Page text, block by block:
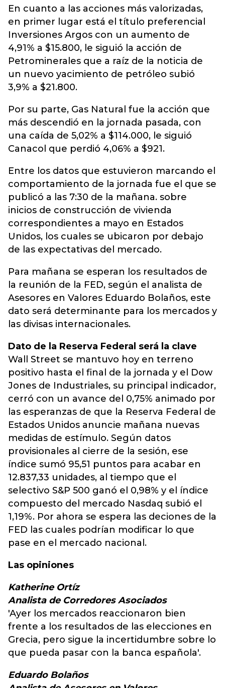
En cuanto a las acciones más valorizadas,
en primer lugar está el título preferencial
Inversiones Argos con un aumento de
4,91% a $15.800, le siguió la acción de
Petrominerales que a raíz de la noticia de
un nuevo yacimiento de petróleo subió
3,9% a $21.800.
Por su parte, Gas Natural fue la acción que
más descendió en la jornada pasada, con
una caída de 5,02% a $114.000, le siguió
Canacol que perdió 4,06% a $921.
Entre los datos que estuvieron marcando el
comportamiento de la jornada fue el que se
publicó a las 7:30 de la mañana. sobre
inicios de construcción de vivienda
correspondientes a mayo en Estados
Unidos, los cuales se ubicaron por debajo
de las expectativas del mercado.
Para mañana se esperan los resultados de
la reunión de la FED, según el analista de
Asesores en Valores Eduardo Bolaños, este
dato será determinante para los mercados y
las divisas internacionales.
Dato de la Reserva Federal será la clave
Wall Street se mantuvo hoy en terreno
positivo hasta el final de la jornada y el Dow
Jones de Industriales, su principal indicador,
cerró con un avance del 0,75% animado por
las esperanzas de que la Reserva Federal de
Estados Unidos anuncie mañana nuevas
medidas de estímulo. Según datos
provisionales al cierre de la sesión, ese
índice sumó 95,51 puntos para acabar en
12.837,33 unidades, al tiempo que el
selectivo S&P 500 ganó el 0,98% y el índice
compuesto del mercado Nasdaq subió el
1,19%. Por ahora se espera las deciones de la
FED las cuales podrían modificar lo que
pase en el mercado nacional.
Las opiniones
Katherine Ortíz
Analista de Corredores Asociados
'Ayer los mercados reaccionaron bien
frente a los resultados de las elecciones en
Grecia, pero sigue la incertidumbre sobre lo
que pueda pasar con la banca española'.
Eduardo Bolaños